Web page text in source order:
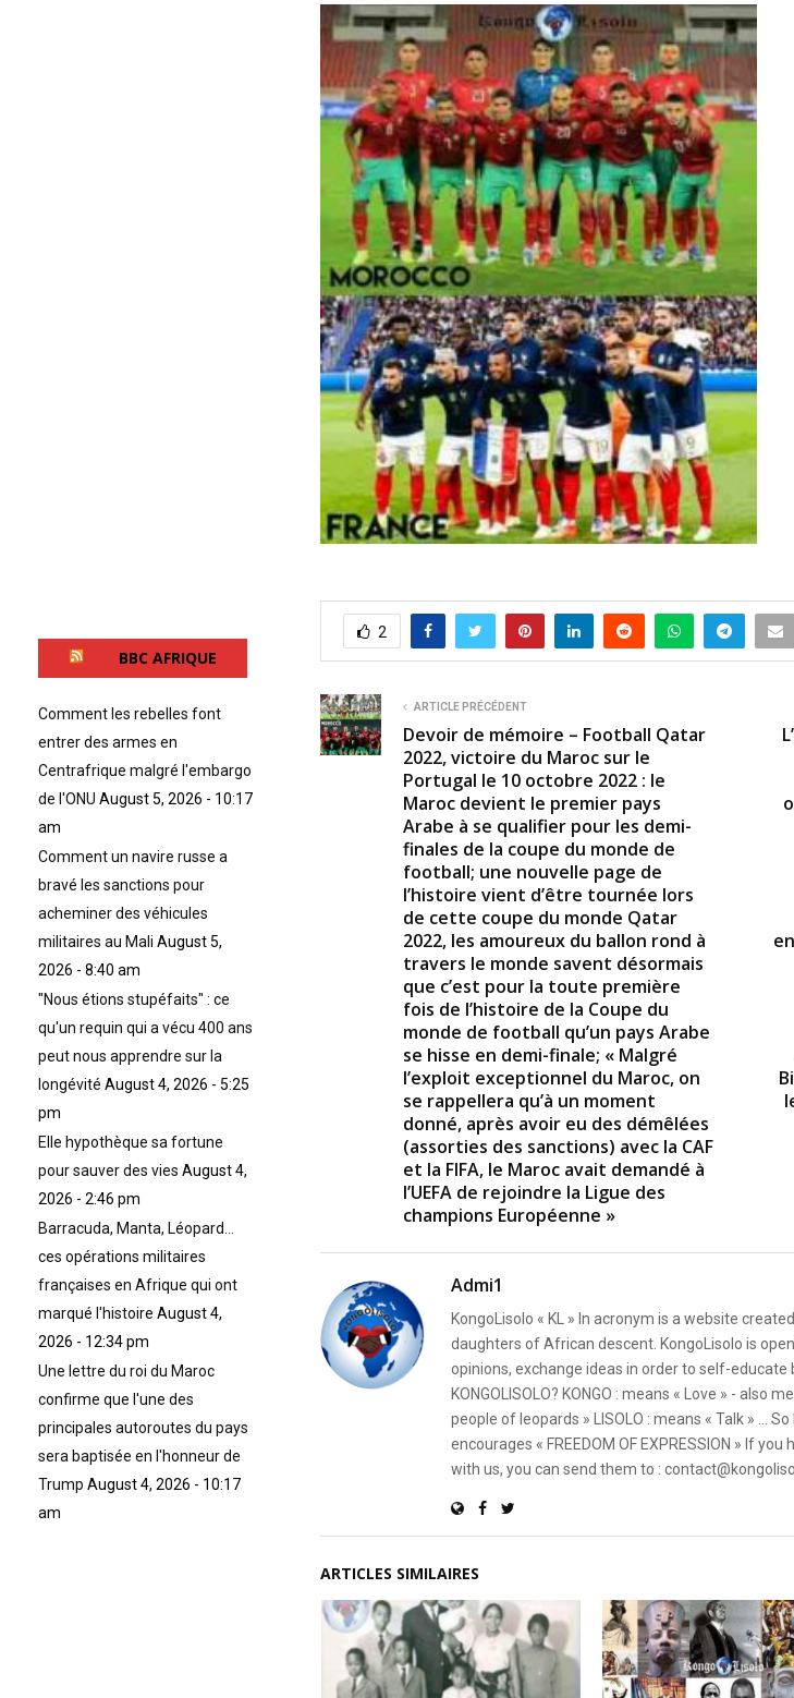
2
ARTICLE PRÉCÉDENT
Devoir de mémoire – Football Qatar
2022, victoire du Maroc sur le
Portugal le 10 octobre 2022 : le
Maroc devient le premier pays
Arabe à se qualifier pour les demi-
finales de la coupe du monde de
football; une nouvelle page de
l’histoire vient d’être tournée lors
de cette coupe du monde Qatar
2022, les amoureux du ballon rond à
travers le monde savent désormais
que c’est pour la toute première
fois de l’histoire de la Coupe du
monde de football qu’un pays Arabe
se hisse en demi-finale; « Malgré
l’exploit exceptionnel du Maroc, on
se rappellera qu’à un moment
donné, après avoir eu des démêlées
(assorties des sanctions) avec la CAF
et la FIFA, le Maroc avait demandé à
l’UEFA de rejoindre la Ligue des
champions Européenne »
Admi1
KongoLisolo « KL » In acronym is a website
daughters of African descent. KongoLisolo is
opinions, exchange ideas in order to self-
KONGOLISOLO? KONGO : means « Love » -
people of leopards » LISOLO : means « Talk » ...
encourages « FREEDOM OF EXPRESSION » If
with us, you can send them to :
ARTICLES SIMILAIRES
BBC AFRIQUE
Comment les rebelles font
entrer des armes en
Centrafrique malgré l'embargo
de l'ONU August 5, 2026 - 10:17
am
Comment un navire russe a
bravé les sanctions pour
acheminer des véhicules
militaires au Mali August 5,
2026 - 8:40 am
"Nous étions stupéfaits" : ce
qu'un requin qui a vécu 400 ans
peut nous apprendre sur la
longévité August 4, 2026 - 5:25
pm
Elle hypothèque sa fortune
pour sauver des vies August 4,
2026 - 2:46 pm
Barracuda, Manta, Léopard…
ces opérations militaires
françaises en Afrique qui ont
marqué l'histoire August 4,
2026 - 12:34 pm
Une lettre du roi du Maroc
confirme que l'une des
principales autoroutes du pays
sera baptisée en l'honneur de
Trump August 4, 2026 - 10:17
am